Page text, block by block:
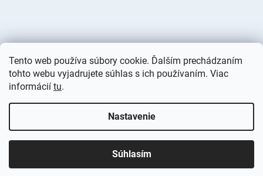
Tento web používa súbory cookie. Ďalším prechádzaním
tohto webu vyjadrujete súhlas s ich používaním. Viac
informácií tu.
Nastavenie
Súhlasím